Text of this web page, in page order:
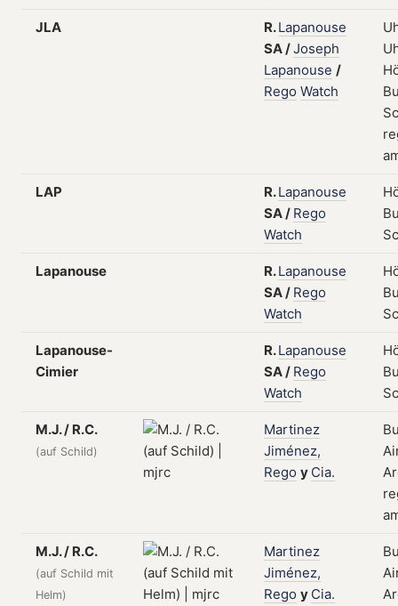
JLA R.Lapanouse
SA/Joseph
Lapanouse /
Rego Watch
LAP R.Lapanouse
SA/ Rego
Watch
Lapanouse R.Lapanouse
SA/ Rego
Watch
Lapanouse-
Cimier
R.Lapanouse
SA/ Rego
Watch
M.J. / R.C.
(auf Schild)
Martinez
Jiménez,
Rego y Cia.
M.J. / R.C.
(auf Schild mit
Helm)
Martinez
Jiménez,
Rego y Cia.